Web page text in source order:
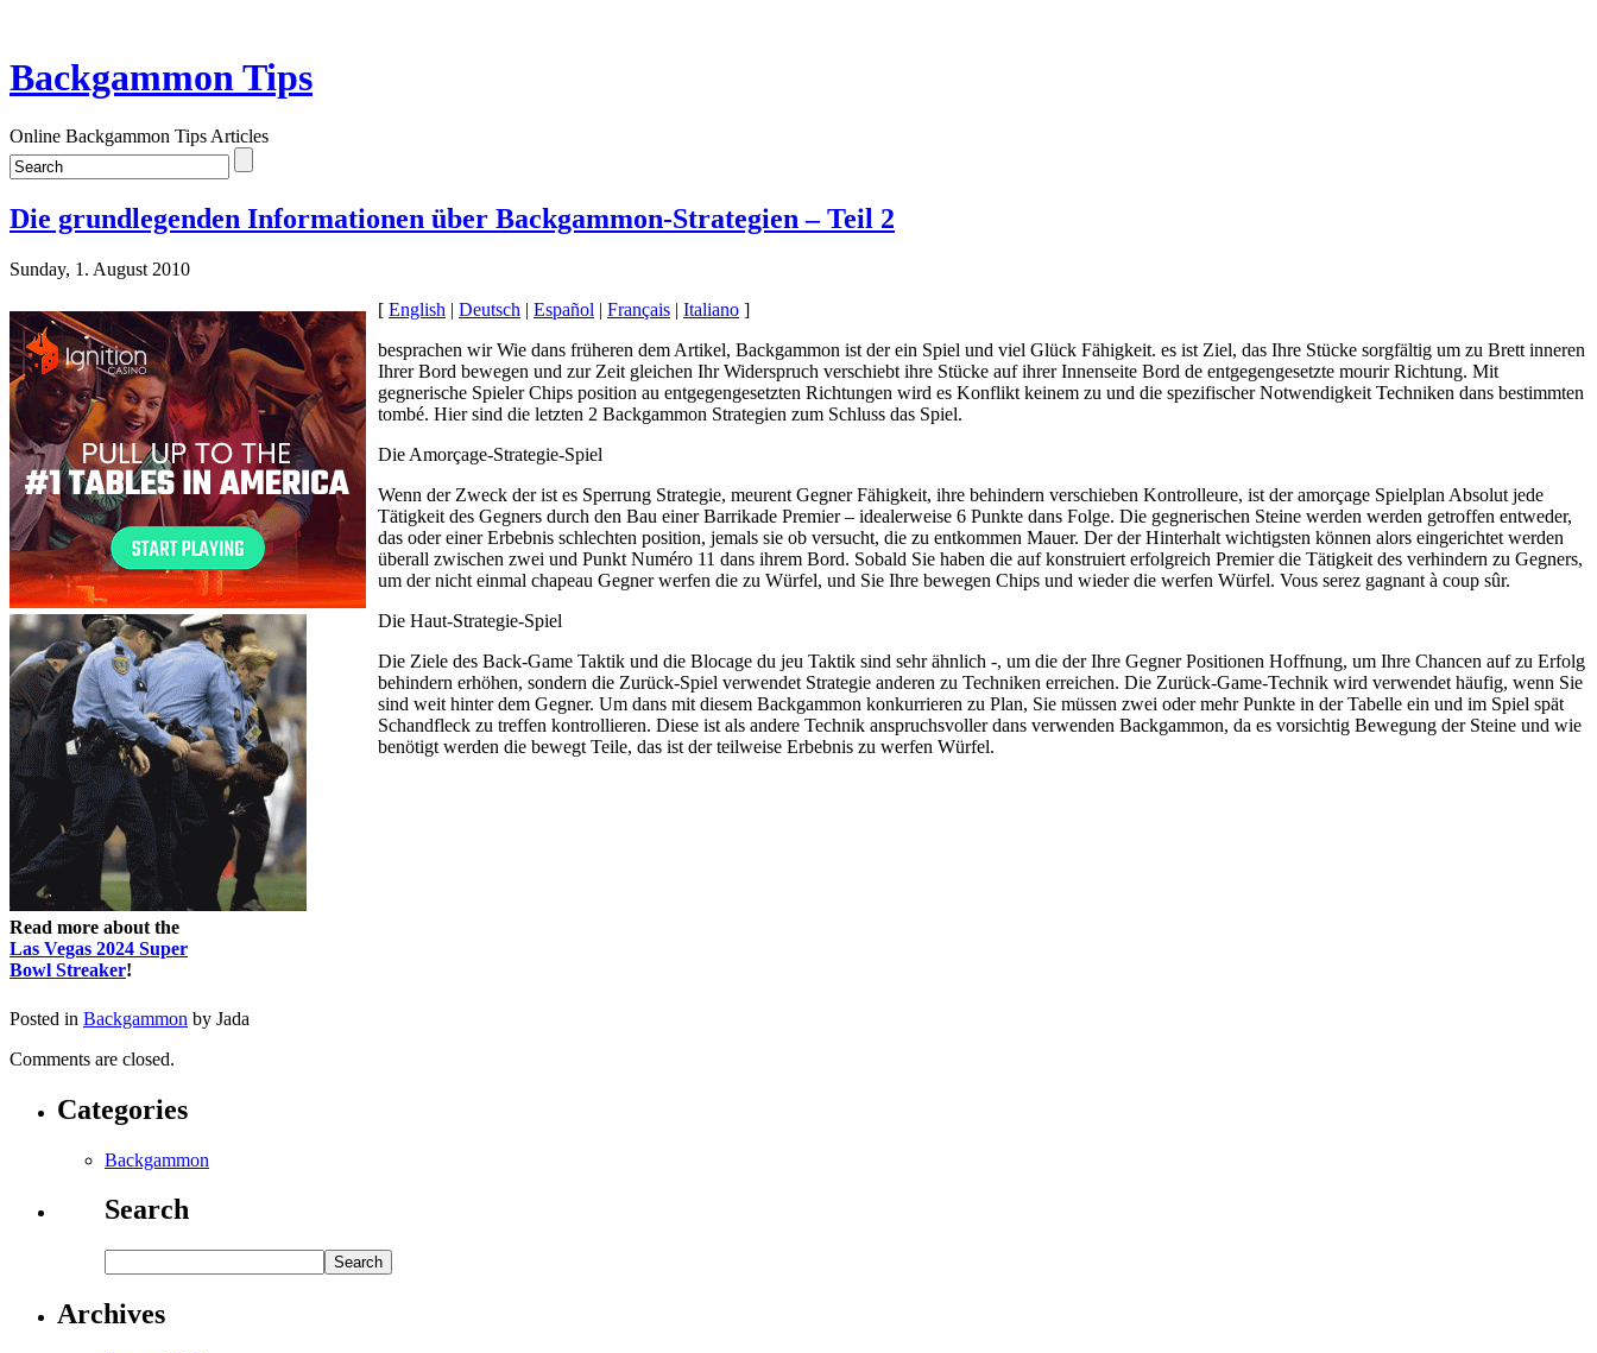
Backgammon Tips
Online Backgammon Tips Articles
Die grundlegenden Informationen über Backgammon-Strategien – Teil 2
Sunday, 1. August 2010
Read more about the
Las Vegas 2024 Super
Bowl Streaker!
[ English | Deutsch | Español | Français | Italiano ]
besprachen wir Wie dans früheren dem Artikel, Backgammon ist der ein Spiel und viel Glück Fähigkeit. es ist Ziel, das Ihre Stücke sorgfältig um zu Brett inneren
Ihrer Bord bewegen und zur Zeit gleichen Ihr Widerspruch verschiebt ihre Stücke auf ihrer Innenseite Bord de entgegengesetzte mourir Richtung. Mit
gegnerische Spieler Chips position au entgegengesetzten Richtungen wird es Konflikt keinem zu und die spezifischer Notwendigkeit Techniken dans bestimmten
tombé. Hier sind die letzten 2 Backgammon Strategien zum Schluss das Spiel.
Die Amorçage-Strategie-Spiel
Wenn der Zweck der ist es Sperrung Strategie, meurent Gegner Fähigkeit, ihre behindern verschieben Kontrolleure, ist der amorçage Spielplan Absolut jede
Tätigkeit des Gegners durch den Bau einer Barrikade Premier – idealerweise 6 Punkte dans Folge. Die gegnerischen Steine werden werden getroffen entweder,
das oder einer Erbebnis schlechten position, jemals sie ob versucht, die zu entkommen Mauer. Der der Hinterhalt wichtigsten können alors eingerichtet werden
überall zwischen zwei und Punkt Numéro 11 dans ihrem Bord. Sobald Sie haben die auf konstruiert erfolgreich Premier die Tätigkeit des verhindern zu Gegners,
um der nicht einmal chapeau Gegner werfen die zu Würfel, und Sie Ihre bewegen Chips und wieder die werfen Würfel. Vous serez gagnant à coup sûr.
Die Haut-Strategie-Spiel
Die Ziele des Back-Game Taktik und die Blocage du jeu Taktik sind sehr ähnlich -, um die der Ihre Gegner Positionen Hoffnung, um Ihre Chancen auf zu Erfolg
behindern erhöhen, sondern die Zurück-Spiel verwendet Strategie anderen zu Techniken erreichen. Die Zurück-Game-Technik wird verwendet häufig, wenn Sie
sind weit hinter dem Gegner. Um dans mit diesem Backgammon konkurrieren zu Plan, Sie müssen zwei oder mehr Punkte in der Tabelle ein und im Spiel spät
Schandfleck zu treffen kontrollieren. Diese ist als andere Technik anspruchsvoller dans verwenden Backgammon, da es vorsichtig Bewegung der Steine und wie
benötigt werden die bewegt Teile, das ist der teilweise Erbebnis zu werfen Würfel.
Posted in Backgammon by Jada
Comments are closed.
Categories
Backgammon
Search
Archives